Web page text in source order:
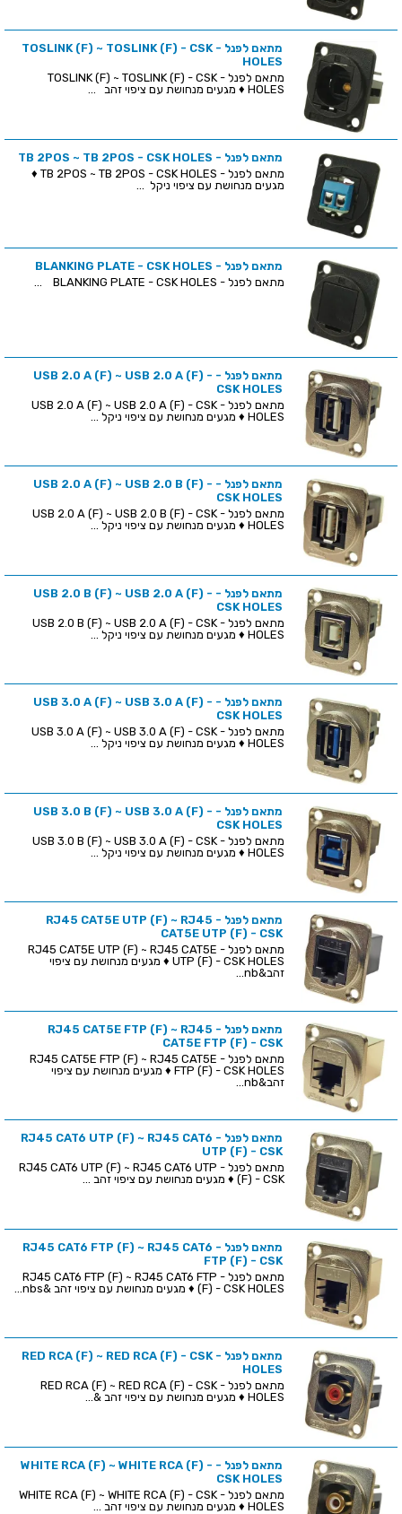
מתאם לפנל - TOSLINK (F) ~ TOSLINK (F) - CSK
HOLES
מתאם לפנל - TOSLINK (F) ~ TOSLINK (F) - CSK
HOLES ♦ מגעים מנחושת עם ציפוי זהב ...
מתאם לפנל - TB 2POS ~ TB 2POS - CSK HOLES
מתאם לפנל - TB 2POS ~ TB 2POS - CSK HOLES ♦
מגעים מנחושת עם ציפוי ניקל ...
מתאם לפנל - BLANKING PLATE - CSK HOLES
מתאם לפנל - BLANKING PLATE - CSK HOLES ...
מתאם לפנל - USB 2.0 A (F) ~ USB 2.0 A (F) -
CSK HOLES
מתאם לפנל - USB 2.0 A (F) ~ USB 2.0 A (F) - CSK
HOLES ♦ מגעים מנחושת עם ציפוי ניקל ...
מתאם לפנל - USB 2.0 A (F) ~ USB 2.0 B (F) -
CSK HOLES
מתאם לפנל - USB 2.0 A (F) ~ USB 2.0 B (F) - CSK
HOLES ♦ מגעים מנחושת עם ציפוי ניקל ...
מתאם לפנל - USB 2.0 B (F) ~ USB 2.0 A (F) -
CSK HOLES
מתאם לפנל - USB 2.0 B (F) ~ USB 2.0 A (F) - CSK
HOLES ♦ מגעים מנחושת עם ציפוי ניקל ...
מתאם לפנל - USB 3.0 A (F) ~ USB 3.0 A (F) -
CSK HOLES
מתאם לפנל - USB 3.0 A (F) ~ USB 3.0 A (F) - CSK
HOLES ♦ מגעים מנחושת עם ציפוי ניקל ...
מתאם לפנל - USB 3.0 B (F) ~ USB 3.0 A (F) -
CSK HOLES
מתאם לפנל - USB 3.0 B (F) ~ USB 3.0 A (F) - CSK
HOLES ♦ מגעים מנחושת עם ציפוי ניקל ...
מתאם לפנל - RJ45 CAT5E UTP (F) ~ RJ45
CAT5E UTP (F) - CSK
מתאם לפנל - RJ45 CAT5E UTP (F) ~ RJ45 CAT5E
UTP (F) - CSK HOLES ♦ מגעים מנחושת עם ציפוי
זהב&nb...
מתאם לפנל - RJ45 CAT5E FTP (F) ~ RJ45
CAT5E FTP (F) - CSK
מתאם לפנל - RJ45 CAT5E FTP (F) ~ RJ45 CAT5E
FTP (F) - CSK HOLES ♦ מגעים מנחושת עם ציפוי
זהב&nb...
מתאם לפנל - RJ45 CAT6 UTP (F) ~ RJ45 CAT6
UTP (F) - CSK
מתאם לפנל - RJ45 CAT6 UTP (F) ~ RJ45 CAT6 UTP
(F) - CSK ♦ מגעים מנחושת עם ציפוי זהב ...
מתאם לפנל - RJ45 CAT6 FTP (F) ~ RJ45 CAT6
FTP (F) - CSK
מתאם לפנל - RJ45 CAT6 FTP (F) ~ RJ45 CAT6 FTP
(F) - CSK HOLES ♦ מגעים מנחושת עם ציפוי זהב &nbs...
מתאם לפנל - RED RCA (F) ~ RED RCA (F) - CSK
HOLES
מתאם לפנל - RED RCA (F) ~ RED RCA (F) - CSK
HOLES ♦ מגעים מנחושת עם ציפוי זהב &...
מתאם לפנל - WHITE RCA (F) ~ WHITE RCA (F) -
CSK HOLES
מתאם לפנל - WHITE RCA (F) ~ WHITE RCA (F) - CSK
HOLES ♦ מגעים מנחושת עם ציפוי זהב ...